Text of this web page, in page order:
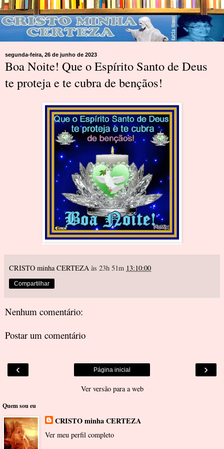
segunda-feira, 26 de junho de 2023
Boa Noite! Que o Espírito Santo de Deus
te proteja e te cubra de bençãos!
CRISTO minha CERTEZA às 23h 51m 13:10:00
Compartilhar
Nenhum comentário:
Postar um comentário
‹ ›
Página inicial
Ver versão para a web
Quem sou eu
CRISTO minha CERTEZA
Ver meu perfil completo